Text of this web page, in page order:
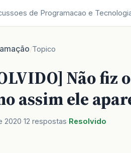
de Programacao e
/Topico
Não fiz
assim ele
2020 12 respostas Resolvido